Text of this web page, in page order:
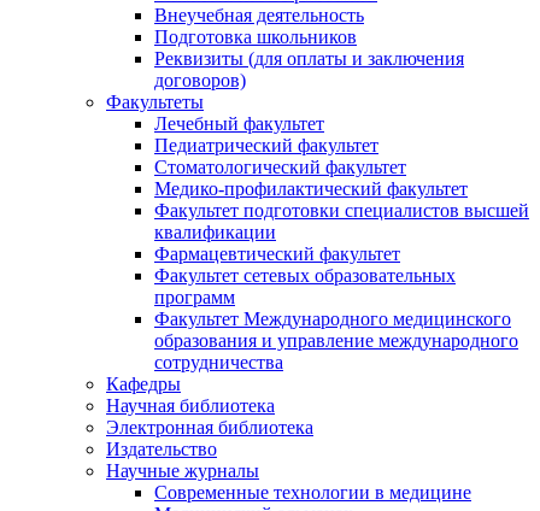
Внеучебная деятельность
Подготовка школьников
Реквизиты (для оплаты и заключения
договоров)
Факультеты
Лечебный факультет
Педиатрический факультет
Стоматологический факультет
Медико-профилактический факультет
Факультет подготовки специалистов высшей
квалификации
Фармацевтический факультет
Факультет сетевых образовательных
программ
Факультет Международного медицинского
образования и управление международного
сотрудничества
Кафедры
Научная библиотека
Электронная библиотека
Издательство
Научные журналы
Современные технологии в медицине